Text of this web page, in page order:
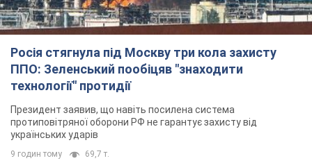
Росія стягнула під Москву три кола захисту
ППО: Зеленський пообіцяв "знаходити
технології" протидії
Президент заявив, що навіть посилена система
протиповітряної оборони РФ не гарантує захисту від
українських ударів
9 годин тому 69,7 т.